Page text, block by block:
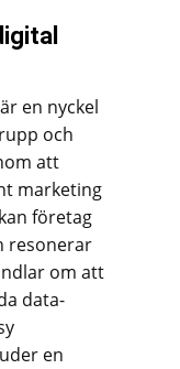
en nyckel
och
att
marketing
företag
resonerar
om att
data-
en